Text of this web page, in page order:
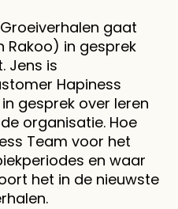
gaat
Rakoo) in gesprek
Jens is
Hapiness
gesprek over leren
organisatie. Hoe
Team voor het
en waar
het in de nieuwste